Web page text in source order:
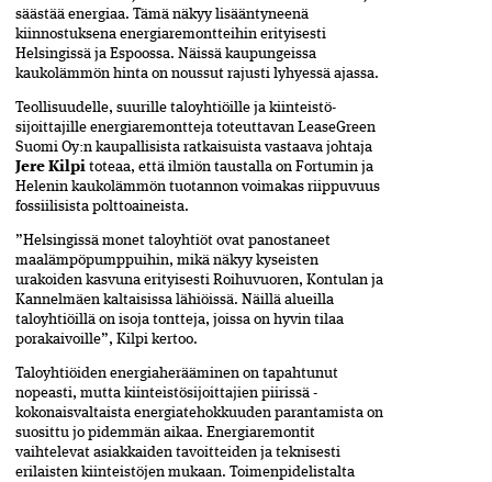
säästää energiaa. Tämä näkyy lisääntyneenä
kiinnostuksena energiaremontteihin erityisesti
Helsingissä ja Espoossa. Näissä kaupungeissa
kaukolämmön hinta on noussut rajusti ­lyhyessä ajassa.
Teollisuudelle, suurille taloyhtiöille ja kiinteistö­
sijoittajille energiaremontteja toteuttavan LeaseGreen
Suomi Oy:n kaupallisista ratkaisuista ­vastaava johtaja
Jere Kilpi toteaa, että ilmiön taustalla on Fortumin ja
Helenin kaukolämmön tuotannon voimakas riippuvuus
fossiilisista polttoaineista.
”Helsingissä monet taloyhtiöt ovat panostaneet
maalämpöpumppuihin, mikä näkyy kyseisten
urakoiden kasvuna erityisesti Roihuvuoren, Kontulan ja
Kannelmäen kaltaisissa lähiöissä. Näillä alueilla
taloyhtiöillä on isoja tontteja, joissa on hyvin tilaa
porakaivoille”, Kilpi kertoo.
Taloyhtiöiden energiaherääminen on tapahtunut
nopeasti, mutta kiinteistösijoittajien piirissä ­
kokonaisvaltaista energiatehokkuuden parantamista on
suosittu jo pidemmän aikaa. Energiaremontit
vaihtelevat asiakkaiden tavoitteiden ja teknisesti
erilaisten kiinteistöjen mukaan. Toimenpidelistalta